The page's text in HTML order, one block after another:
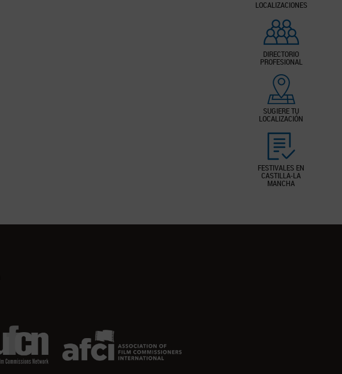
LOCALIZACIONES
DIRECTORIO
PROFESIONAL
SUGIERE TU
LOCALIZACIÓN
FESTIVALES EN
CASTILLA-LA
MANCHA